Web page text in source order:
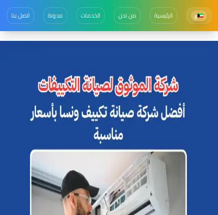
ع الرئيسية من نحن الخدمات مدونة اتصل بنا